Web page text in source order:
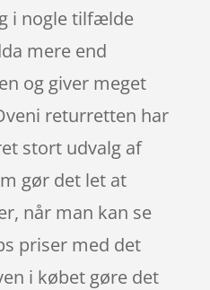
i nogle tilfælde
mere end
og giver meget
returretten har
stort udvalg af
gør det let at
når man kan se
priser med det
i købet gøre det